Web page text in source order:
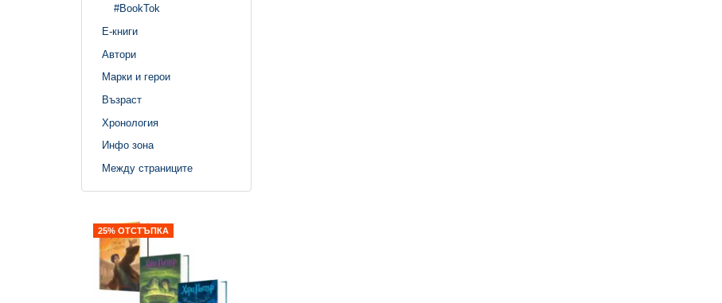
#BookTok
Е-книги
Автори
Марки и герои
Възраст
Хронология
Инфо зона
Между страниците
25% ОТСТЪПКА